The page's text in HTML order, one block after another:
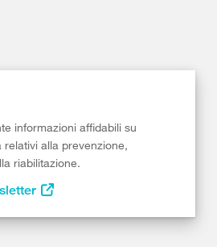
informazioni affidabili su
alla prevenzione,
riabilitazione.